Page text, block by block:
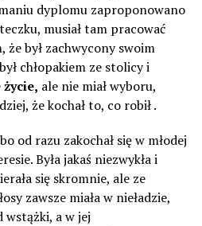
dyplomu zaproponowano
musiał tam pracować
że był zachwycony swoim
chłopakiem ze stolicy i
życie, ale nie miał wyboru,
że kochał to, co robił .
od razu zakochał się w młodej
Była jakaś niezwykła i
się skromnie, ale ze
zawsze miała w nieładzie,
wstążki, a w jej